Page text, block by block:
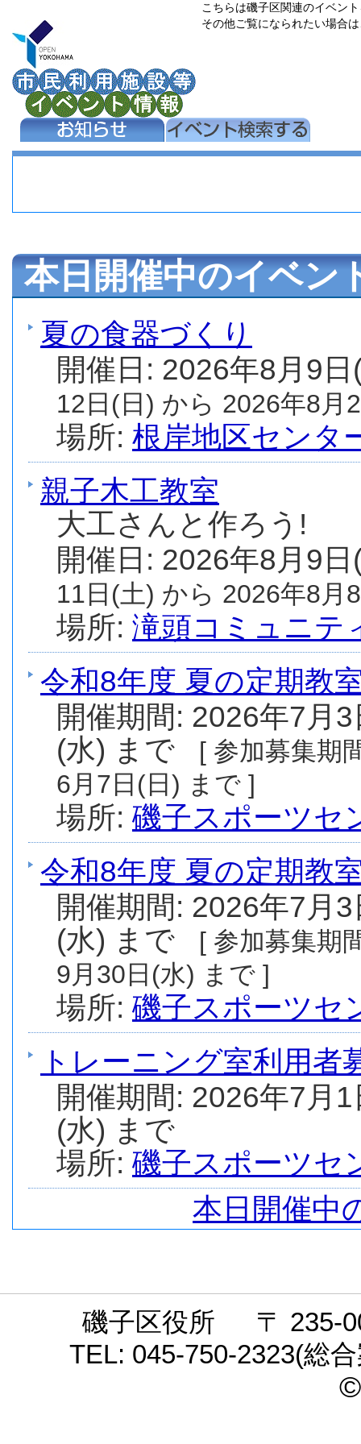
こちらは磯子区関連のイベン
その他ご覧になられたい場合
本日開催中のイベン
夏の食器づくり
開催日: 2026年8月9
12日(日) から 2026年8月
場所: 根岸地区センタ
親子木工教室
大工さんと作ろう!
開催日: 2026年8月9
11日(土) から 2026年8月
場所: 滝頭コミュニテ
令和8年度 夏の定期教
開催期間: 2026年7月
(水) まで
[ 参加募集期
6月7日(日) まで ]
場所: 磯子スポーツセ
令和8年度 夏の定期教
開催期間: 2026年7月
(水) まで
[ 参加募集期
9月30日(水) まで ]
場所: 磯子スポーツセ
トレーニング室利用者
開催期間: 2026年7月
(水) まで
場所: 磯子スポーツセ
本日開催中
磯子区役所 〒 235-
TEL: 045-750-2323(